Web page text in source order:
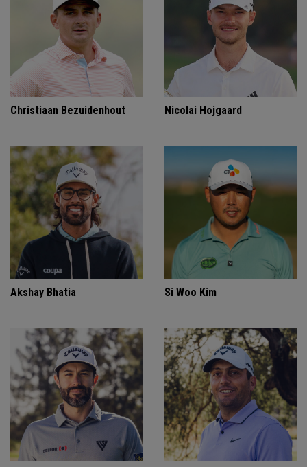
Christiaan Bezuidenhout Nicolai Hojgaard
Akshay Bhatia Si Woo Kim